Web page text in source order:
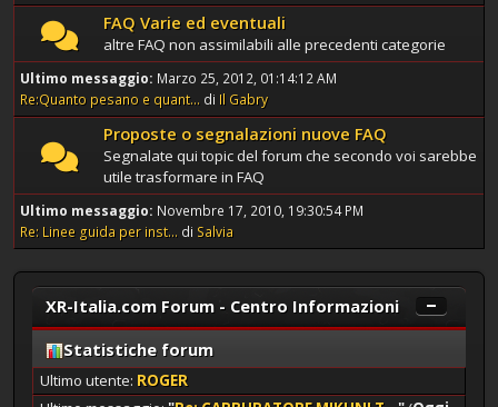
FAQ Varie ed eventuali
altre FAQ non assimilabili alle precedenti categorie
Ultimo messaggio: Marzo 25, 2012, 01:14:12 AM
Re:Quanto pesano e quant... di Il Gabry
Proposte o segnalazioni nuove FAQ
Segnalate qui topic del forum che secondo voi sarebbe
utile trasformare in FAQ
Ultimo messaggio: Novembre 17, 2010, 19:30:54 PM
Re: Linee guida per inst... di Salvia
XR-Italia.com Forum - Centro Informazioni
Statistiche forum
Ultimo utente: ROGER